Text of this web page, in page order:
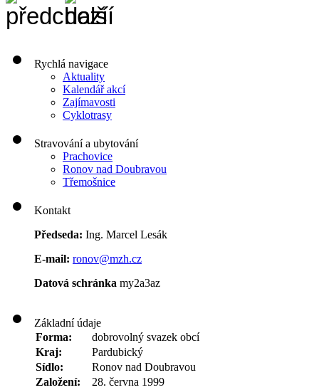
Rychlá navigace
Aktuality
Kalendář akcí
Zajímavosti
Cyklotrasy
Stravování a ubytování
Prachovice
Ronov nad Doubravou
Třemošnice
Kontakt
Předseda: Ing. Marcel Lesák
E-mail: ronov@mzh.cz
Datová schránka my2a3az
Základní údaje
Forma:
dobrovolný svazek obcí
Kraj:
Pardubický
Sídlo:
Ronov nad Doubravou
Založení:
28. června 1999